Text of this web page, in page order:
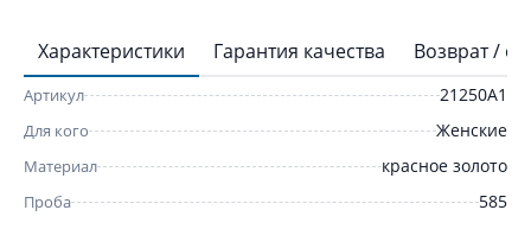
Характеристики Гарантия качества Возврат /
Артикул 21250A1
Для кого Женские
Материал красное золото
Проба 585